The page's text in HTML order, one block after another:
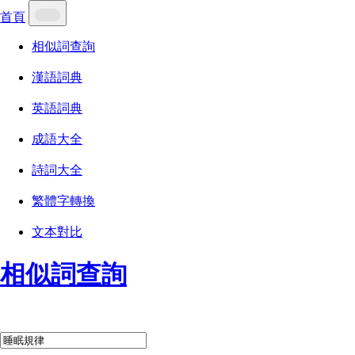
首頁
相似詞查詢
漢語詞典
英語詞典
成語大全
詩詞大全
繁體字轉換
文本對比
相似詞查詢